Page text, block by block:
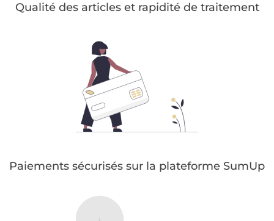
Qualité des articles et rapidité de traitement
Paiements sécurisés sur la plateforme SumUp